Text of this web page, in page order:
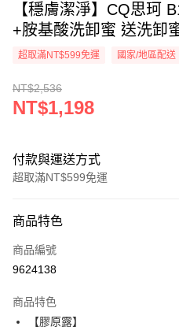
【穩膚潔淨】CQ思珂
+胺基酸洗卸蜜 送洗卸
超取滿NT$599免運 國家/地區配送
NT$2,536
NT$1,198
付款與運送方式
超取滿NT$599免運
信用卡一次付款
超商取貨付款
Apple Pay
商品特色
商品編號
9624138
商品特色
【膠原露】